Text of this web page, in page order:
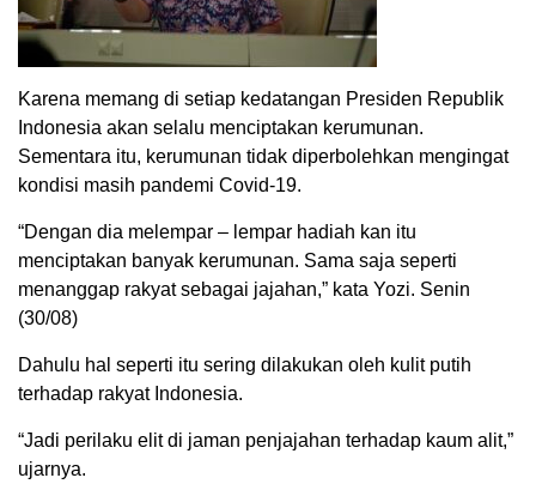
Karena memang di setiap kedatangan Presiden Republik
Indonesia akan selalu menciptakan kerumunan.
Sementara itu, kerumunan tidak diperbolehkan mengingat
kondisi masih pandemi Covid-19.
“Dengan dia melempar – lempar hadiah kan itu
menciptakan banyak kerumunan. Sama saja seperti
menanggap rakyat sebagai jajahan,” kata Yozi. Senin
(30/08)
Dahulu hal seperti itu sering dilakukan oleh kulit putih
terhadap rakyat Indonesia.
“Jadi perilaku elit di jaman penjajahan terhadap kaum alit,”
ujarnya.